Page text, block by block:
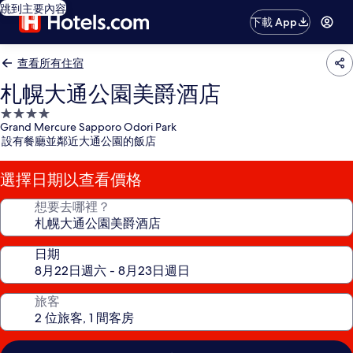
跳到主要內容
下載 App
查看所有住宿
札幌大通公園美爵酒店
4.0
星
級
住
宿
Grand Mercure Sapporo Odori Park
設有餐廳並鄰近大通公園的飯店
選擇日期以查看價格
想要去哪裡？
日期
旅客